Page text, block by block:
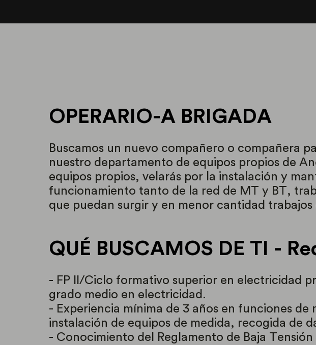
OPERARIO-A BRIGADA
Buscamos un nuevo compañero o compañera
nuestro departamento de equipos propios de
equipos propios, velarás por la instalación y
funcionamiento tanto de la red de MT y BT,
que puedan surgir y en menor cantidad trabajos
QUÉ BUSCAMOS DE TI -
- FP II/Ciclo formativo superior en electricidad
grado medio en electricidad.
- Experiencia mínima de 3 años en funciones
instalación de equipos de medida, recogida de
- Conocimiento del Reglamento de Baja